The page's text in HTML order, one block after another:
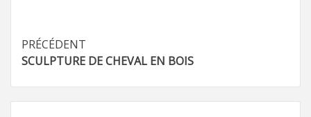
Navigation
d’article
PRÉCÉDENT
SCULPTURE DE CHEVAL EN BOIS